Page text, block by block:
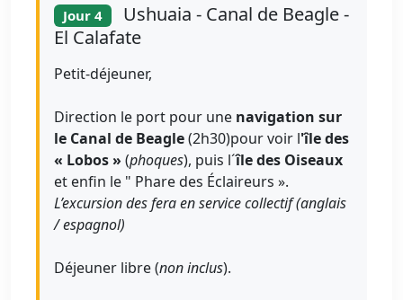
Jour 4
Ushuaia - Canal de Beagle -
El Calafate
Petit-déjeuner,
Direction le port pour une navigation sur
le Canal de Beagle(2h30)pour voir l'île des
« Lobos » (phoques), puis l´île des Oiseaux
et enfin le " Phare des Éclaireurs ».
L’excursion des fera en service collectif (anglais
/ espagnol)
Déjeuner libre (non inclus).